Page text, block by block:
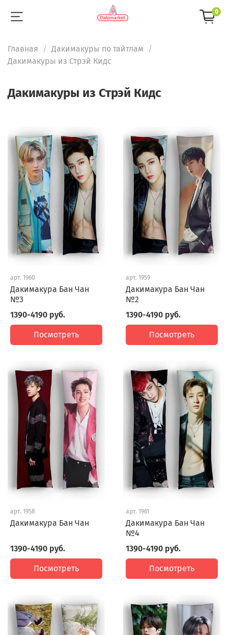
0
Главная
Дакимакуры по тайтлам
Дакимакуры из Стрэй Кидс
Дакимакуры из Стрэй Кидс
арт. 1960
Дакимакура Бан Чан
№3
1390-4190 руб.
Посмотреть
арт. 1959
Дакимакура Бан Чан
№2
1390-4190 руб.
Посмотреть
арт. 1958
Дакимакура Бан Чан
1390-4190 руб.
Посмотреть
арт. 1961
Дакимакура Бан Чан
№4
1390-4190 руб.
Посмотреть